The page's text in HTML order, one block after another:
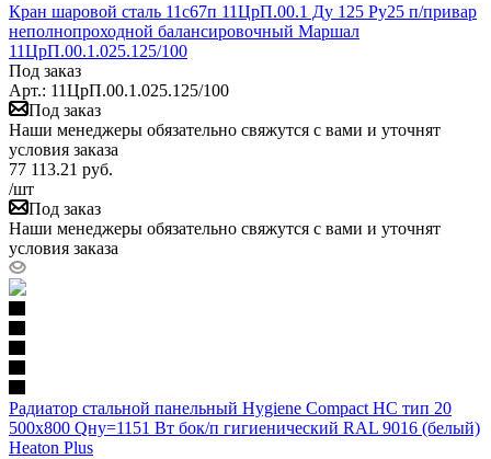
Кран шаровой сталь 11с67п 11ЦрП.00.1 Ду 125 Ру25 п/привар
неполнопроходной балансировочный Маршал
11ЦрП.00.1.025.125/100
Под заказ
Арт.: 11ЦрП.00.1.025.125/100
Под заказ
Наши менеджеры обязательно свяжутся с вами и уточнят
условия заказа
77 113.21 руб.
/шт
Под заказ
Наши менеджеры обязательно свяжутся с вами и уточнят
условия заказа
Радиатор стальной панельный Hygiene Compact HC тип 20
500х800 Qну=1151 Вт бок/п гигиенический RAL 9016 (белый)
Heaton Plus